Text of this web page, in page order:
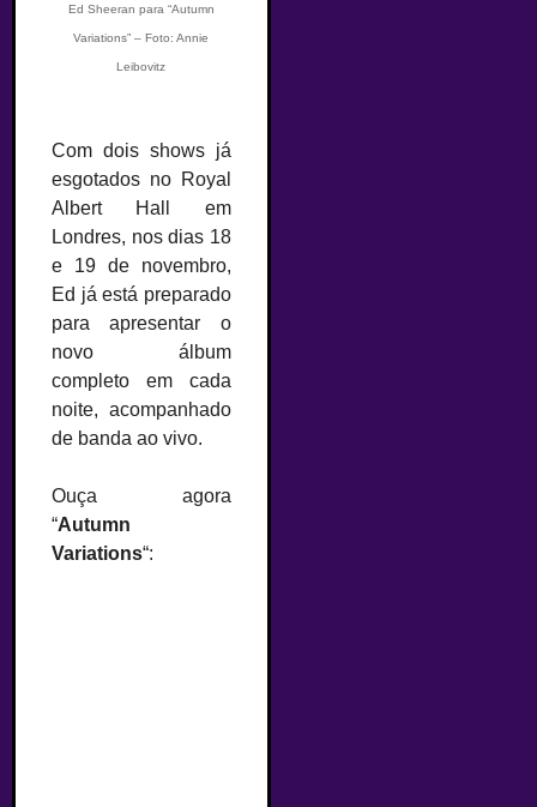
Ed Sheeran para “Autumn
Variations” – Foto: Annie
Leibovitz
Com dois shows já
esgotados no Royal
Albert Hall em
Londres, nos dias 18
e 19 de novembro,
Ed já está preparado
para apresentar o
novo álbum
completo em cada
noite, acompanhado
de banda ao vivo.
Ouça agora
“Autumn
Variations“: